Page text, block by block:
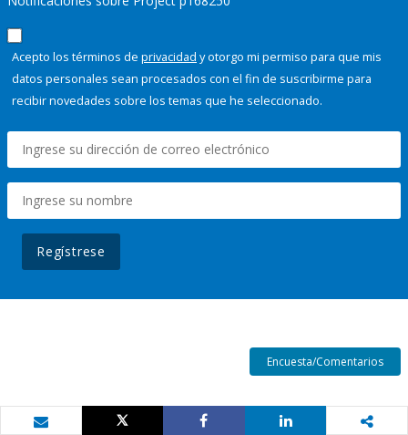
Acepto los términos de privacidad y otorgo mi permiso para que mis
datos personales sean procesados con el fin de suscribirme para
recibir novedades sobre los temas que he seleccionado.
Regístrese
Encuesta/Comentarios